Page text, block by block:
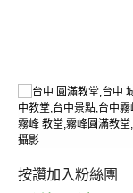
按讚加入粉絲團